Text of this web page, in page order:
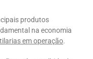
produtos
na economia
em operação.